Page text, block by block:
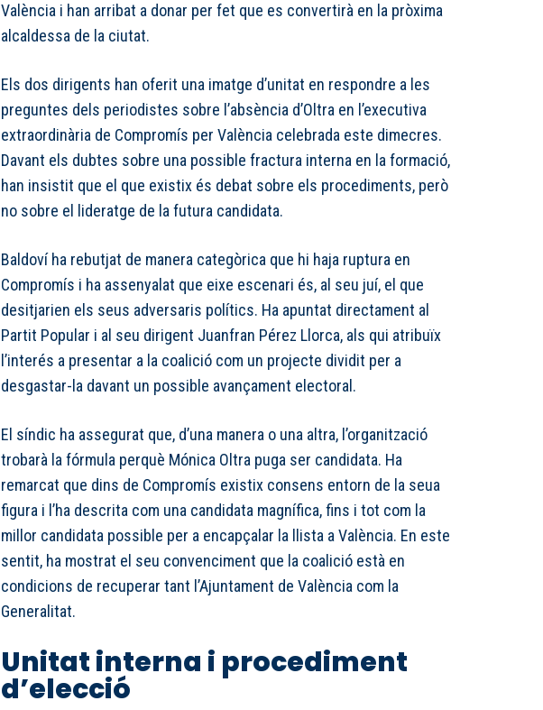
València i han arribat a donar per fet que es convertirà en la pròxima
alcaldessa de la ciutat.
Els dos dirigents han oferit una imatge d’unitat en respondre a les
preguntes dels periodistes sobre l’absència d’Oltra en l’executiva
extraordinària de Compromís per València celebrada este dimecres.
Davant els dubtes sobre una possible fractura interna en la formació,
han insistit que el que existix és debat sobre els procediments, però
no sobre el lideratge de la futura candidata.
Baldoví ha rebutjat de manera categòrica que hi haja ruptura en
Compromís i ha assenyalat que eixe escenari és, al seu juí, el que
desitjarien els seus adversaris polítics. Ha apuntat directament al
Partit Popular i al seu dirigent Juanfran Pérez Llorca, als qui atribuïx
l’interés a presentar a la coalició com un projecte dividit per a
desgastar-la davant un possible avançament electoral.
El síndic ha assegurat que, d’una manera o una altra, l’organització
trobarà la fórmula perquè Mónica Oltra puga ser candidata. Ha
remarcat que dins de Compromís existix consens entorn de la seua
figura i l’ha descrita com una candidata magnífica, fins i tot com la
millor candidata possible per a encapçalar la llista a València. En este
sentit, ha mostrat el seu convenciment que la coalició està en
condicions de recuperar tant l’Ajuntament de València com la
Generalitat.
Unitat interna i procediment
d’elecció